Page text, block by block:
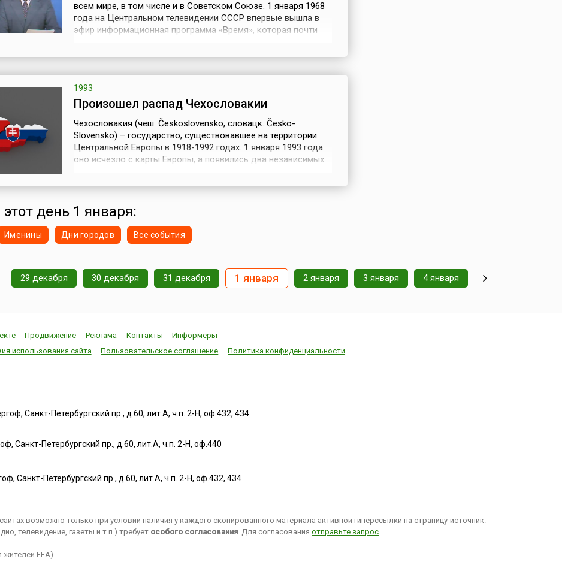
всем мире, в том числе и в Советском Союзе. 1 января 1968
года на Центральном телевидении СССР впервые вышла в
эфир информационная программа «Время», которая почти
информационном освещении официал...
1993
Произошел распад Чехословакии
Чехословакия (чеш. Československo, словацк. Česko-
Slovensko) – государство, существовавшее на территории
Центральной Европы в 1918-1992 годах. 1 января 1993 года
оно исчезло с карты Европы, а появились два независимых
Второй мировой войны и б...
день 1 января:
Именины Дни городов Все события
29 декабря 30 декабря 31 декабря 1 января 2 января 3 января 4 января
Продвижение Реклама Контакты
Информеры
использования сайта
Пользовательское соглашение Политика конфиденциальности
Санкт-Петербургский пр., д.60, лит.А, ч.п. 2-Н, оф.432, 434
Санкт-Петербургский пр., д.60, лит.А, ч.п. 2-Н, оф.440
,Санкт-Петербургский пр., д.60, лит.А, ч.п. 2-Н, оф.432, 434
возможно только при условии наличия у каждого скопированного материала активной гиперссылки на страницу-источник.
телевидение, газеты и т.п.) требует особого согласования. Для согласованияотправьте запрос.
жителей EEA).